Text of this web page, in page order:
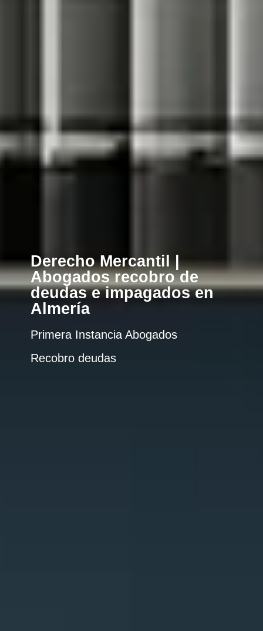
Derecho Mercantil |
Abogados recobro de
deudas e impagados en
Almería
Primera Instancia Abogados
Recobro deudas